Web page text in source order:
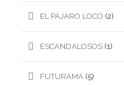
EL PÁJARO LOCO (2)
ESCANDALOSOS (1)
FUTURAMA (5)